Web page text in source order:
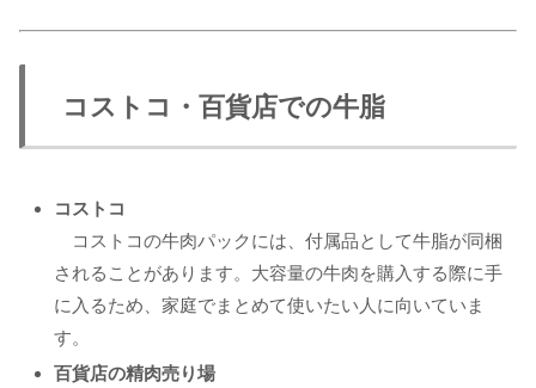
コストコ・百貨店での牛脂
コストコ
コストコの牛肉パックには、付属品として牛脂が同梱
されることがあります。大容量の牛肉を購入する際に手
に入るため、家庭でまとめて使いたい人に向いていま
す。
百貨店の精肉売り場